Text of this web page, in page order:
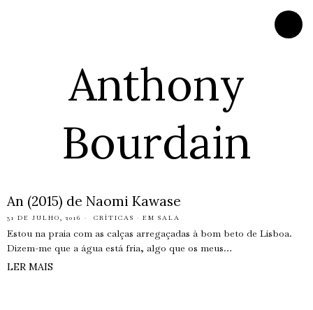
Anthony
Bourdain
An (2015) de Naomi Kawase
31 DE JULHO, 2016 CRÍTICAS · EM SALA
Estou na praia com as calças arregaçadas à bom beto de Lisboa.
Dizem-me que a água está fria, algo que os meus…
LER MAIS